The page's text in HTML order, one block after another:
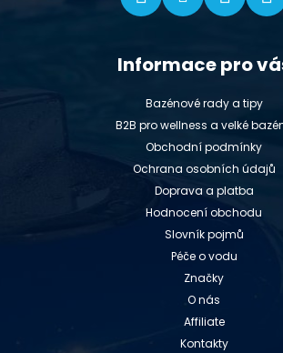
Informace pro
Bazénové rady a tipy
B2B pro wellness a velké
Obchodní podmínky
Ochrana osobních údajů
Doprava a platba
Hodnocení obchodu
Slovník pojmů
Péče o vodu
Značky
O nás
Affiliate
Kontakty